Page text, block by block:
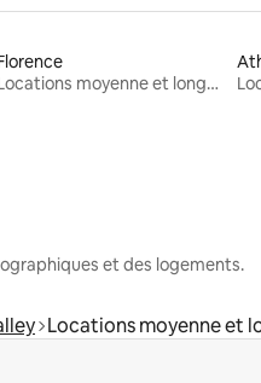
Locations moyenne et longue durée
et des logements.
Locations moyenne et